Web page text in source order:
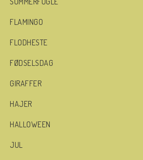
FLAMINGO
FLODHESTE
FØDSELSDAG
GIRAFFER
HAJER
HALLOWEEN
JUL